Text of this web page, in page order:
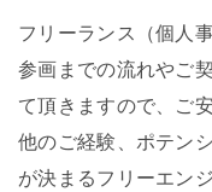
フリーランス（個人
参画までの流れやご
て頂きますので、ご
他のご経験、ポテン
が決まるフリーエン